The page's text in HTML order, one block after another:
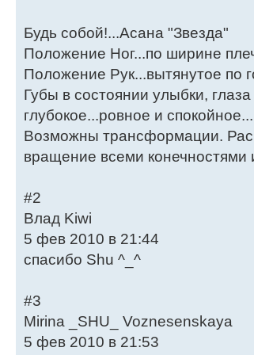
Будь собой!...Асана "Звезда"
Положение Ног...по ширине
Положение Рук...вытянутое по
Губы в состоянии улыбки,
глубокое...ровное и
Возможны трансформации.
вращение всеми конечностями
#2
Влад Kiwi
5 фев 2010 в 21:44
спасибо Shu ^_^
#3
Mirina _SHU_ Voznesenskaya
5 фев 2010 в 21:53